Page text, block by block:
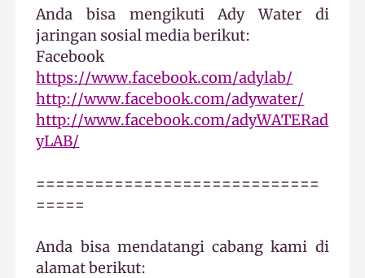
Anda bisa mengikuti Ady Water di
jaringan sosial media berikut:
Facebook
https://www.facebook.com/adylab/
http://www.facebook.com/adywater/
http://www.facebook.com/adyWATERad
yLAB/
=============================
=====
Anda bisa mendatangi cabang kami di
alamat berikut: